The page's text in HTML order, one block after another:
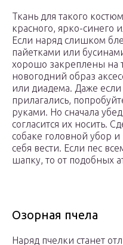
Ткань для такого
красного, ярко-синего
Если наряд слишком
пайетками или
хорошо закреплены на
новогодний образ
или диадема. Даже
прилагались,
руками. Но сначала
согласится их носить.
собаке головной убор и
себя вести. Если пес
шапку, то от подобных
Озорная пчела
Наряд пчелки станет